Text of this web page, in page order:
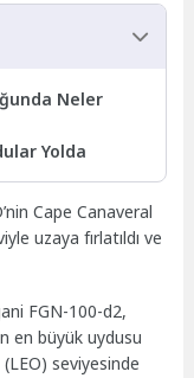
Neler
Yolda
Cape Canaveral
uzaya fırlatıldı ve
FGN-100-d2,
en büyük uydusu
(LEO) seviyesinde